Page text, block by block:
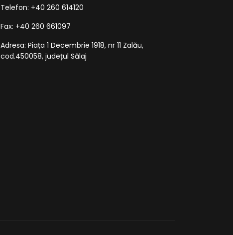
Telefon: +40 260 614120
Fax: +40 260 661097
Adresa: Piața 1 Decembrie 1918, nr 11 Zalău,
cod.450058, județul Sălaj